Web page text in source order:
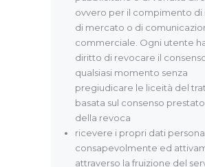
ovvero per il compimento di
di mercato o di
commerciale. Ogni utente
diritto di revocare il
qualsiasi momento senza
pregiudicare le liceità del
basata sul consenso
della revoca
ricevere i propri dati
consapevolmente ed
attraverso la fruizione del